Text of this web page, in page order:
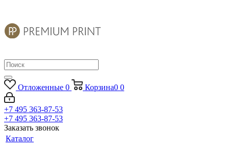
Отложенные 0 Корзина0 0
+7 495 363-87-53
+7 495 363-87-53
Заказать звонок
Каталог